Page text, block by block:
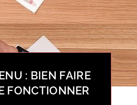
: BIEN FAIRE
FONCTIONNER